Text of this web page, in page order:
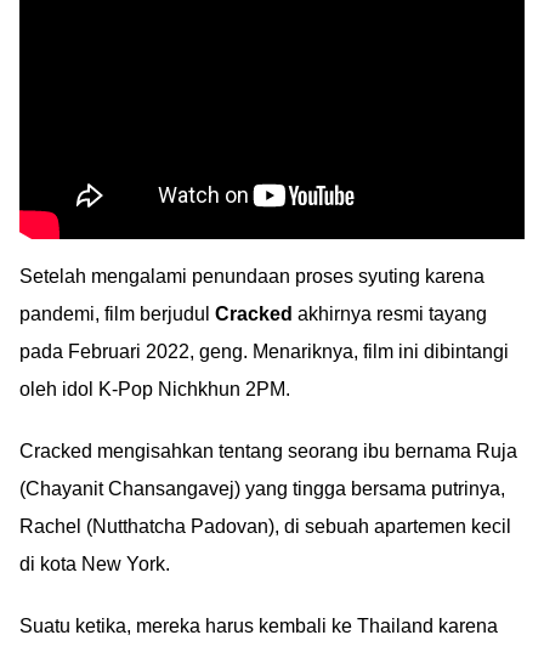
Setelah mengalami penundaan proses syuting karena
pandemi, film berjudul Cracked akhirnya resmi tayang
pada Februari 2022, geng. Menariknya, film ini dibintangi
oleh idol K-Pop Nichkhun 2PM.
Cracked mengisahkan tentang seorang ibu bernama Ruja
(Chayanit Chansangavej) yang tingga bersama putrinya,
Rachel (Nutthatcha Padovan), di sebuah apartemen kecil
di kota New York.
Suatu ketika, mereka harus kembali ke Thailand karena